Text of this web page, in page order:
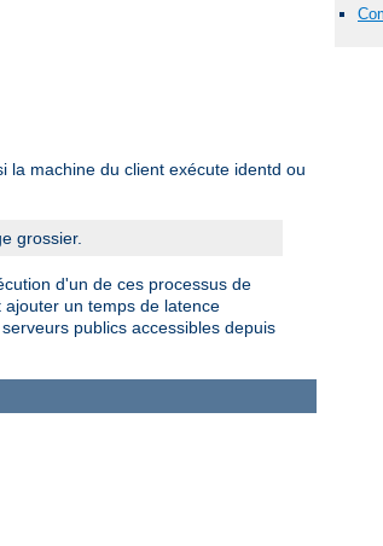
la machine du client exécute identd ou
grossier.
d'un de ces processus de
un temps de latence
publics accessibles depuis